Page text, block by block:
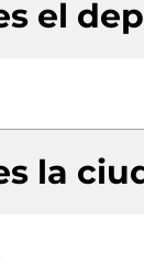
el
la